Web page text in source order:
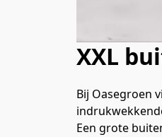
XXL
Bij Oasegroen
Een grote